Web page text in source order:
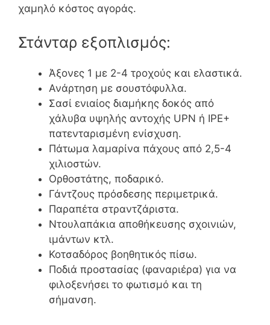
χαμηλό κόστος αγοράς.
Στάνταρ εξοπλισμός:
Άξονες 1 με 2-4 τροχούς και ελαστικά.
Ανάρτηση με σουστόφυλλα.
Σασί ενιαίος διαμήκης δοκός από
χάλυβα υψηλής αντοχής UPN ή ΙΡΕ+
πατενταρισμένη ενίσχυση.
Πάτωμα λαμαρίνα πάχους από 2,5-4
χιλιοστών.
Ορθοστάτης, ποδαρικό.
Γάντζους πρόσδεσης περιμετρικά.
Παραπέτα στραντζάριστα.
Ντουλαπάκια αποθήκευσης σχοινιών,
ιμάντων κτλ.
Κοτσαδόρος βοηθητικός πίσω.
Ποδιά προστασίας (φαναριέρα) για να
φιλοξενήσει το φωτισμό και τη
σήμανση.